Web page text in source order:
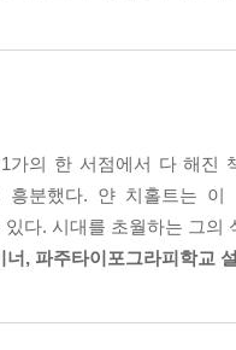
라
이 절판된 뒤에도 일부
다. 출간된 지 20여 년이
가의 한 서점에서 다 해진
흥분했다. 얀 치홀트는
있다. 시대를 초월하는 그의
너, 파주타이포그라피학교